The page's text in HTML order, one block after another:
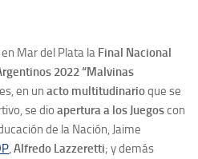
Mar del Plata la Final Nacional
2022 “Malvinas
en un acto multitudinarioque se
se dio apertura a los Juegoscon
de la Nación, Jaime
,Alfredo Lazzeretti; y demás